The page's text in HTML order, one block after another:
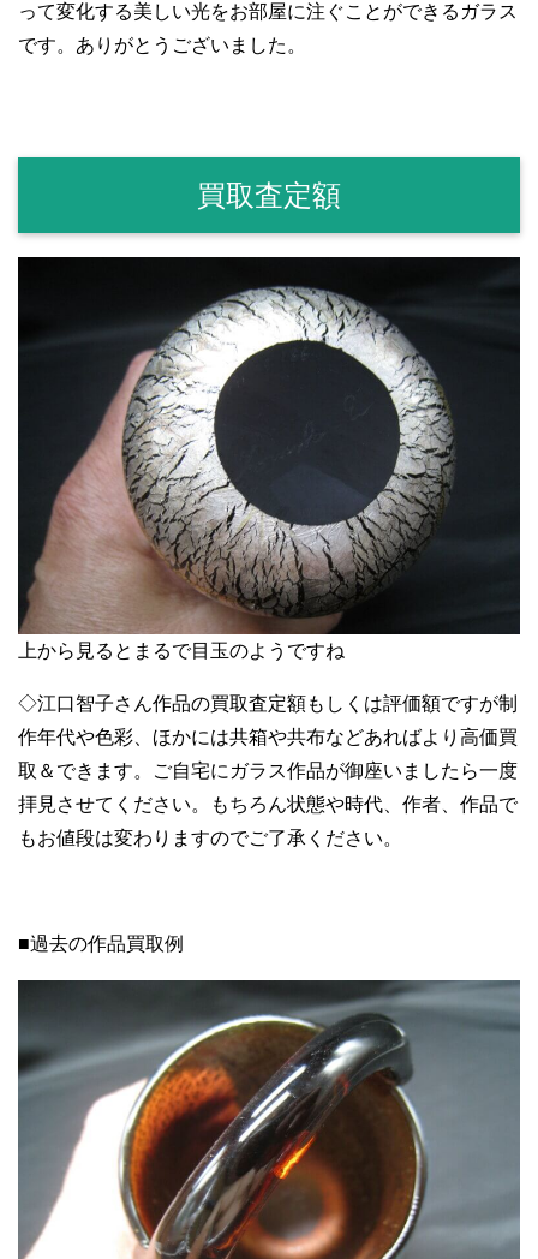
って変化する美しい光をお部屋に注ぐことができるガラス
です。ありがとうございました。
買取査定額
上から見るとまるで目玉のようですね
◇江口智子さん作品の買取査定額もしくは評価額ですが制
作年代や色彩、ほかには共箱や共布などあればより高価買
取＆できます。ご自宅にガラス作品が御座いましたら一度
拝見させてください。もちろん状態や時代、作者、作品で
もお値段は変わりますのでご了承ください。
■過去の作品買取例